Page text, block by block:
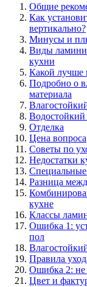
Общие
Как
вертикально?
Минусы и
Виды
кухни
Какой лучше
Подробно о
материала
Водостойкий
Отделка
Цена вопроса
Советы по
Недостатки
Разница
кухне
Классы
Ошибка 1:
пол
Правила
Ошибка 2: не
Цвет и